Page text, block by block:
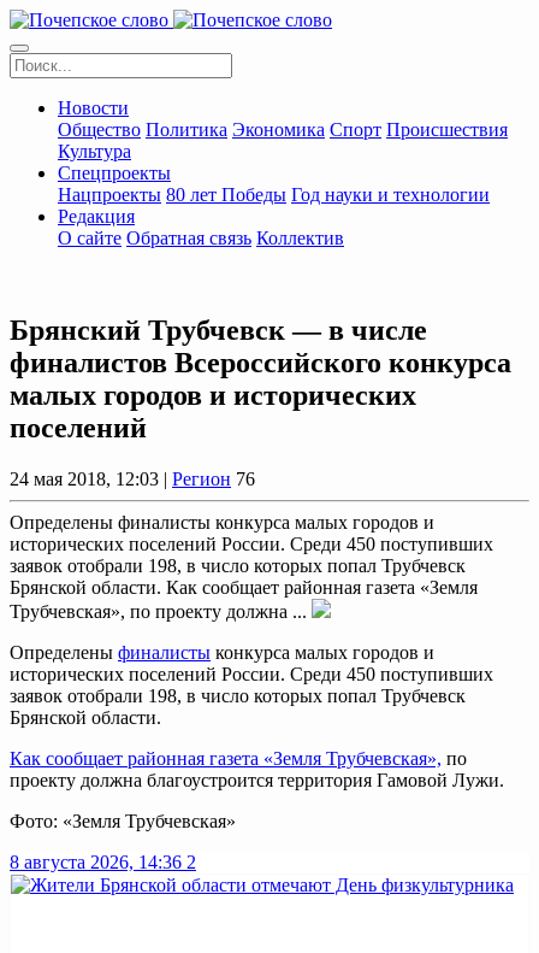
Новости
Общество Политика Экономика Спорт Происшествия
Культура
Спецпроекты
Нацпроекты 80 лет Победы Год науки и технологии
Редакция
О сайте Обратная связь Коллектив
Брянский Трубчевск — в числе
финалистов Всероссийского конкурса
малых городов и исторических
поселений
24 мая 2018, 12:03 | Регион 76
Определены финалисты конкурса малых городов и
исторических поселений России. Среди 450 поступивших
заявок отобрали 198, в число которых попал Трубчевск
Брянской области. Как сообщает районная газета «Земля
Трубчевская», по проекту должна ...
Определены финалисты конкурса малых городов и
исторических поселений России. Среди 450 поступивших
заявок отобрали 198, в число которых попал Трубчевск
Брянской области.
Как сообщает районная газета «Земля Трубчевская», по
проекту должна благоустроится территория Гамовой Лужи.
Фото: «Земля Трубчевская»
8 августа 2026, 14:36 2